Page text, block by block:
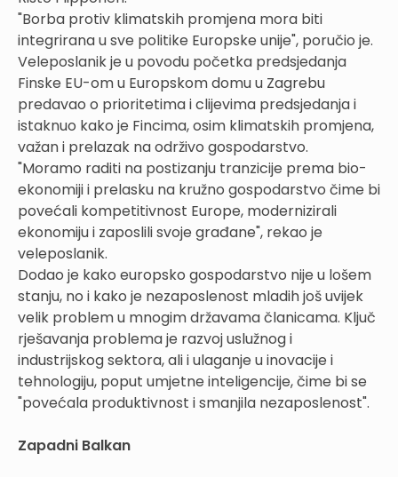
"Borba protiv klimatskih promjena mora biti
integrirana u sve politike Europske unije", poručio je.
Veleposlanik je u povodu početka predsjedanja
Finske EU-om u Europskom domu u Zagrebu
predavao o prioritetima i clijevima predsjedanja i
istaknuo kako je Fincima, osim klimatskih promjena,
važan i prelazak na održivo gospodarstvo.
"Moramo raditi na postizanju tranzicije prema bio-
ekonomiji i prelasku na kružno gospodarstvo čime bi
povećali kompetitivnost Europe, modernizirali
ekonomiju i zaposlili svoje građane", rekao je
veleposlanik.
Dodao je kako europsko gospodarstvo nije u lošem
stanju, no i kako je nezaposlenost mladih još uvijek
velik problem u mnogim državama članicama. Ključ
rješavanja problema je razvoj uslužnog i
industrijskog sektora, ali i ulaganje u inovacije i
tehnologiju, poput umjetne inteligencije, čime bi se
"povećala produktivnost i smanjila nezaposlenost".
Zapadni Balkan